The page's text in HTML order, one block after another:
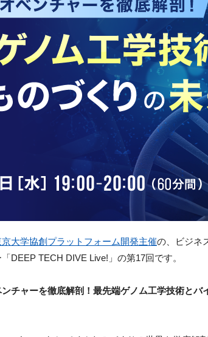
京大学協創プラットフォーム開発主催の、
ビジネ
DEEP TECH DIVE Live!」の第17回です。
ンチャーを徹底解剖！最先端ゲノム工学技術とバ